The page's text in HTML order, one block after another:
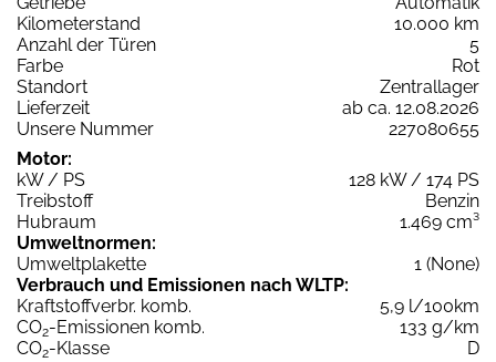
Kilometerstand
10.000 km
Anzahl der Türen
5
Farbe
Rot
Standort
Zentrallager
Lieferzeit
ab ca. 12.08.2026
Unsere Nummer
227080655
Motor:
kW / PS
128 kW / 174 PS
Treibstoff
Benzin
Hubraum
1.469 cm³
Umweltnormen:
Umweltplakette
1 (None)
Verbrauch und Emissionen nach WLTP:
Kraftstoffverbr. komb.
5,9 l/100km
CO2-Emissionen komb.
133 g/km
CO2-Klasse
D